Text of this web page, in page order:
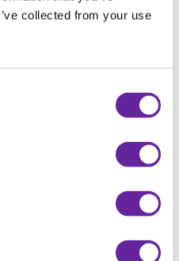
collected from your use